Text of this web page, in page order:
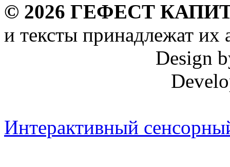
© 2026 ГЕФЕСТ
и тексты принадлежат их
Design
Интерактивный